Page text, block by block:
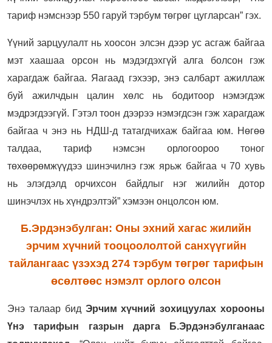
тариф нэмснээр 550 гаруй тэрбум төгрөг цугларсан” гэх.
Үүний зарцуулалт нь хоосон элсэн дээр ус асгаж байгаа
мэт хаашаа орсон нь мэдэгдэхгүй алга болсон гэж
харагдаж байгаа. Яагаад гэхээр, энэ салбарт ажиллаж
буй ажилчдын цалин хөлс нь бодитоор нэмэгдэж
мэдрэгдээгүй. Гэтэл тоон дээрээ нэмэгдсэн гэж харагдаж
байгаа ч энэ нь НДШ-д татагдчихаж байгаа юм. Нөгөө
талдаа, тариф нэмсэн орлогоороо тоног
төхөөрөмжүүдээ шинэчилнэ гэж ярьж байгаа ч 70 хувь
нь элэгдэлд орчихсон байдлыг нэг жилийн дотор
шинэчлэх нь хүндрэлтэй” хэмээн онцолсон юм.
Б.Эрдэнэбулган: Оны эхний хагас жилийн
эрчим хүчний тооцоололтой санхүүгийн
тайлангаас үзэхэд 274 тэрбум төгрөг тарифын
өсөлтөөс нэмэлт орлого олсон
Энэ талаар бид Эрчим хүчний зохицуулах хорооны
Үнэ тарифын газрын дарга Б.Эрдэнэбулганаас